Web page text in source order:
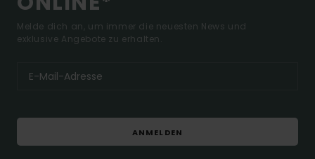
Melde dich an, um immer die neuesten News und
exklusive Angebote zu erhalten.
ANMELDEN